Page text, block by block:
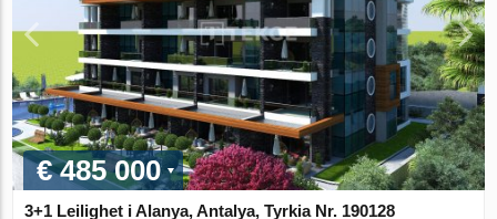
€ 485 000
3+1 Leilighet i Alanya, Antalya, Tyrkia Nr. 190128